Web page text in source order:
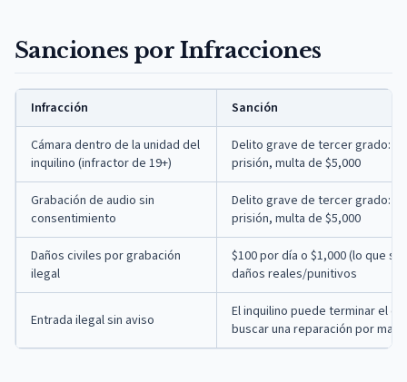
Sanciones por Infracciones
Infracción Sanción
Cámara dentro de la unidad del
inquilino (infractor de 19+)
Delito grave de tercer grado:
prisión, multa de $5,000
Grabación de audio sin
consentimiento
Delito grave de tercer grado:
prisión, multa de $5,000
Daños civiles por grabación
ilegal
$100 por día o $1,000 (lo que
daños reales/punitivos
Entrada ilegal sin aviso
El inquilino puede terminar el
buscar una reparación por